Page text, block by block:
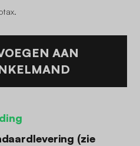
.
AAN
(zie